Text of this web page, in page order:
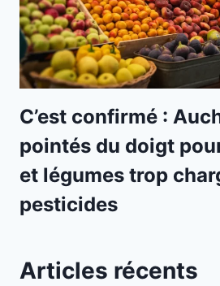
C’est confirmé :
pointés du doigt
et légumes trop
pesticides
Articles récents